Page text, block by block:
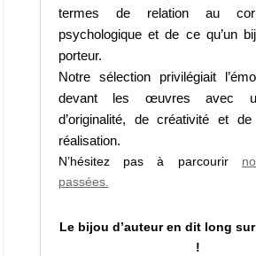
termes de relation au
psychologique et de ce qu’un
porteur.
Notre sélection privilégiait
devant les œuvres avec
d’originalité, de créativité et
réalisation.
N’hésitez pas à parcourir
passées.
Le bijou d’auteur en dit long
!